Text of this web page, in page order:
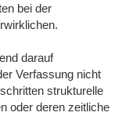
bei der
darauf
Verfassung nicht
strukturelle
oder deren zeitliche